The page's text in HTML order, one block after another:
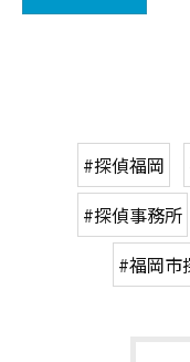
#探偵福岡
#探偵事務所
#福岡市